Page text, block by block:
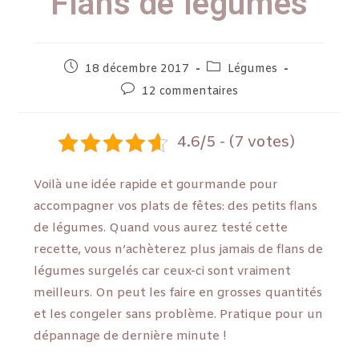
18 décembre 2017
Légumes
12 commentaires
4.6/5 - (7 votes)
Voilà une idée rapide et gourmande pour
accompagner vos plats de fêtes: des petits flans
de légumes. Quand vous aurez testé cette
recette, vous n’achèterez plus jamais de flans de
légumes surgelés car ceux-ci sont vraiment
meilleurs. On peut les faire en grosses quantités
et les congeler sans problème. Pratique pour un
dépannage de dernière minute !